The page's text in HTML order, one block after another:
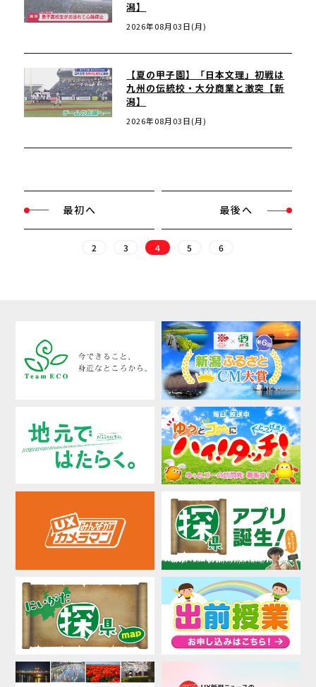
潟】
2026年08月03日(月)
【夏の甲子園】「日本文理」初戦は
九州の伝統校・大分商業と激突【新
潟】
2026年08月03日(月)
最初へ
2 3 4 5 6
最後へ